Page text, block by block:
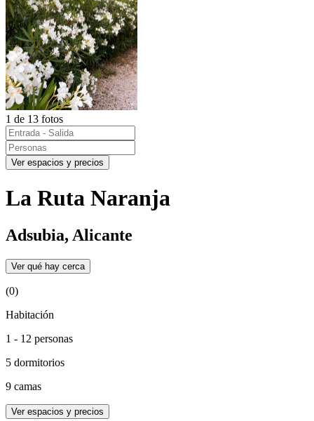
1 de 13 fotos
Ver espacios y precios
La Ruta Naranja
Adsubia, Alicante
Ver qué hay cerca
(0)
Habitación
1 - 12 personas
5 dormitorios
9 camas
Ver espacios y precios